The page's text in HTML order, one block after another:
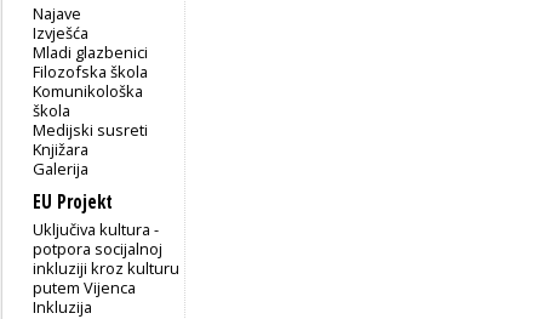
Najave
Izvješća
Mladi glazbenici
Filozofska škola
Komunikološka
škola
Medijski susreti
Knjižara
Galerija
EU Projekt
Uključiva kultura -
potpora socijalnoj
inkluziji kroz kulturu
putem Vijenca
Inkluzija